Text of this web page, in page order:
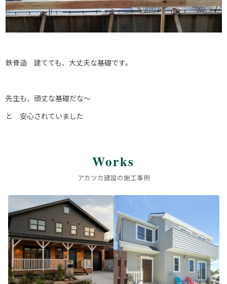
鉄骨造 建てても、大丈夫な基礎です。
先生も、頑丈な基礎だな～
と 安心されていました
Works
アカツカ建設の施工事例